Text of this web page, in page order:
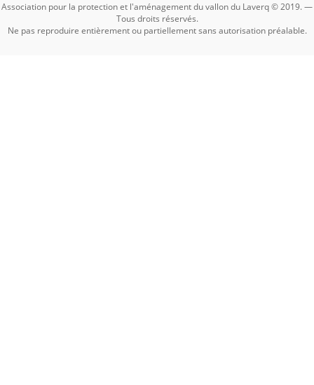
Association pour la protection et l'aménagement du vallon du Laverq © 2019. —
Tous droits réservés.
Ne pas reproduire entièrement ou partiellement sans autorisation préalable.